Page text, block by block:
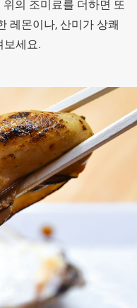
의 조미료를 더하면 또
레몬이나, 산미가 상쾌
보세요.